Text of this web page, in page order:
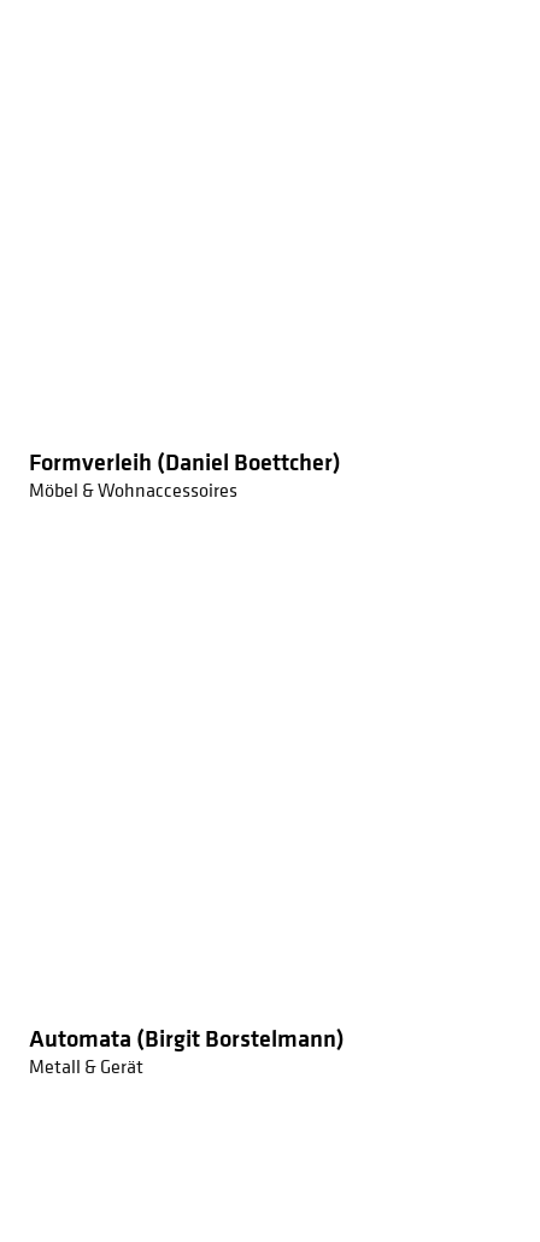
Formverleih (Daniel Boettcher)
Möbel & Wohnaccessoires
Automata (Birgit Borstelmann)
Metall & Gerät